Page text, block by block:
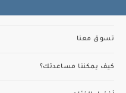
تسوق معنا
كيف يمكننا مساعدتك؟